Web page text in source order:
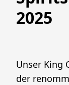
2025
Unser King
der